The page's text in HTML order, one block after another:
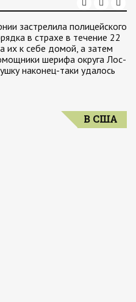
застрелила полицейского
в страхе в течение 22
их к себе домой, а затем
шерифа округа Лос-
наконец-таки удалось
В США